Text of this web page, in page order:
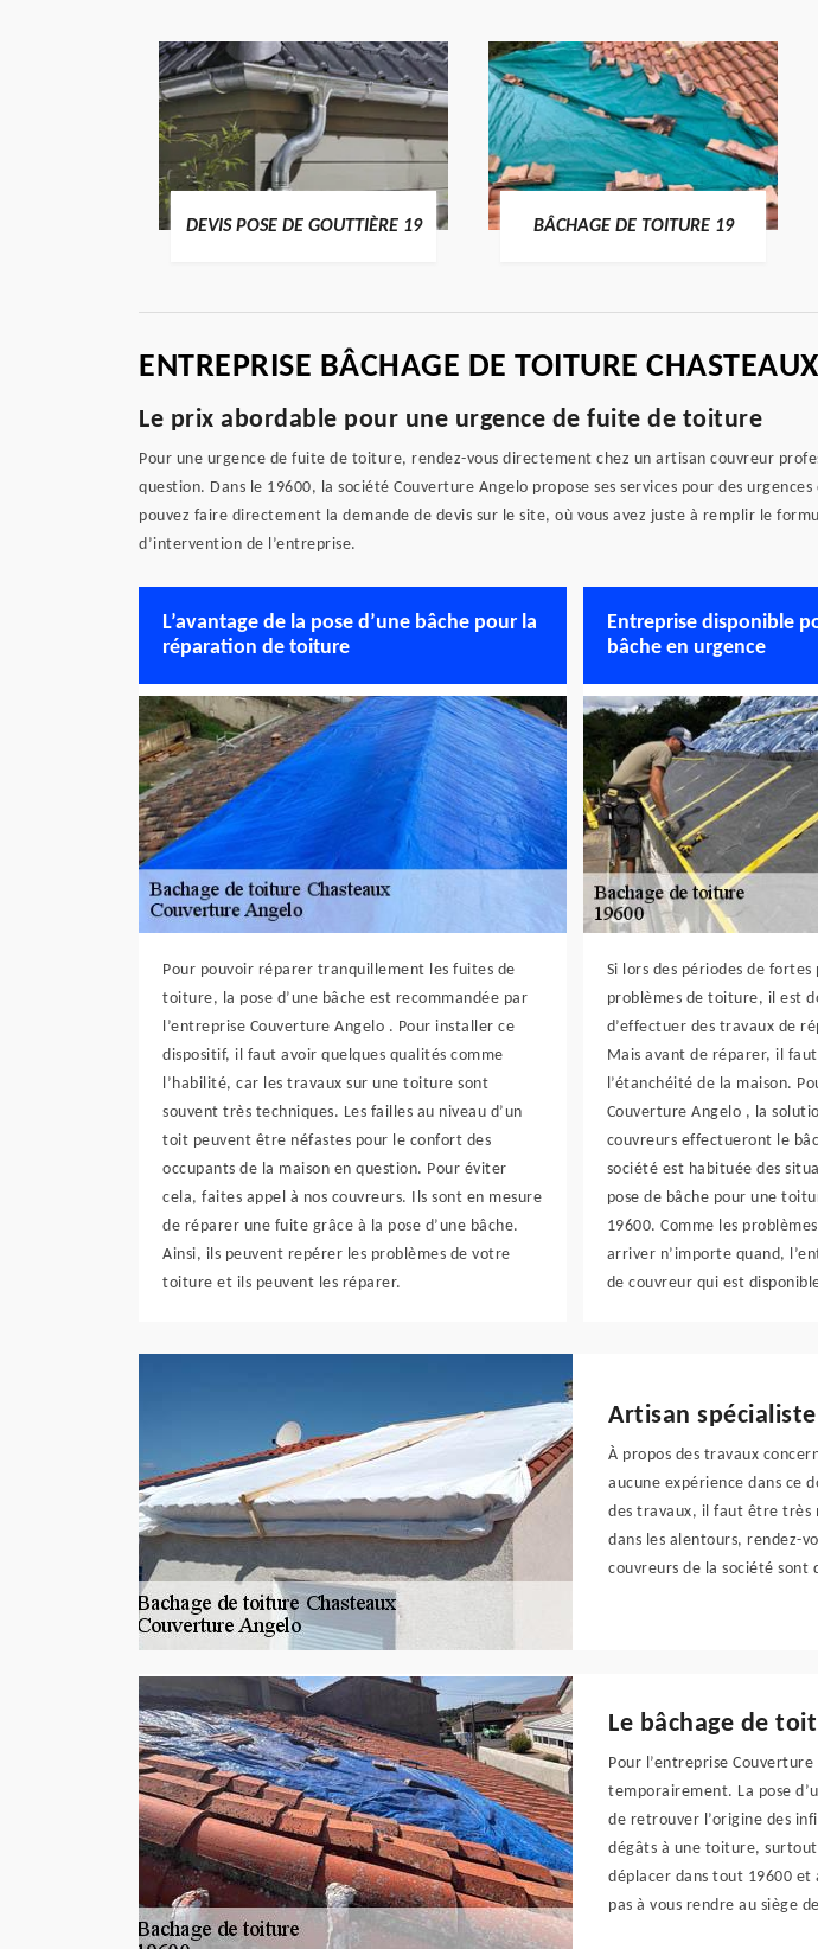
DEVIS POSE DE GOUTTIÈRE 19 BÂCHAGE DE TOITURE 19
ENTREPRISE BÂCHAGE DE TOITURE
Le prix abordable pour une urgence de fuite de toiture
Pour une urgence de fuite de toiture, rendez-vous directement chez un artisan couvreur
question. Dans le 19600, la société Couverture Angelo propose ses services pour des
pouvez faire directement la demande de devis sur le site, où vous avez juste à remplir le
d’intervention de l’entreprise.
L’avantage de la pose d’une bâche pour la
réparation de toiture
Pour pouvoir réparer tranquillement les fuites de
toiture, la pose d’une bâche est recommandée par
l’entreprise Couverture Angelo . Pour installer ce
dispositif, il faut avoir quelques qualités comme
l’habilité, car les travaux sur une toiture sont
souvent très techniques. Les failles au niveau d’un
toit peuvent être néfastes pour le confort des
occupants de la maison en question. Pour éviter
cela, faites appel à nos couvreurs. Ils sont en mesure
de réparer une fuite grâce à la pose d’une bâche.
Ainsi, ils peuvent repérer les problèmes de votre
toiture et ils peuvent les réparer.
Entreprise disponible
bâche en urgence
Si lors des périodes de fortes
problèmes de toiture, il est
d’effectuer des travaux de
Mais avant de réparer, il
l’étanchéité de la maison.
Couverture Angelo , la
couvreurs effectueront le
société est habituée des
pose de bâche pour une
19600. Comme les
arriver n’importe quand,
de couvreur qui est
Artisan
À propos des travaux
aucune expérience dans ce
des travaux, il faut être très
dans les alentours, rendez-
couvreurs de la société sont
Le bâchage de
Pour l’entreprise
temporairement. La pose
de retrouver l’origine des
dégâts à une toiture,
déplacer dans tout 19600 et
pas à vous rendre au siège